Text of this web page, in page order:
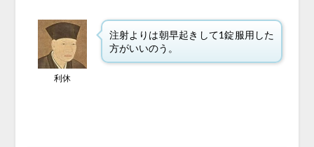
利休
注射よりは朝早起きして1錠服用した
方がいいのう。